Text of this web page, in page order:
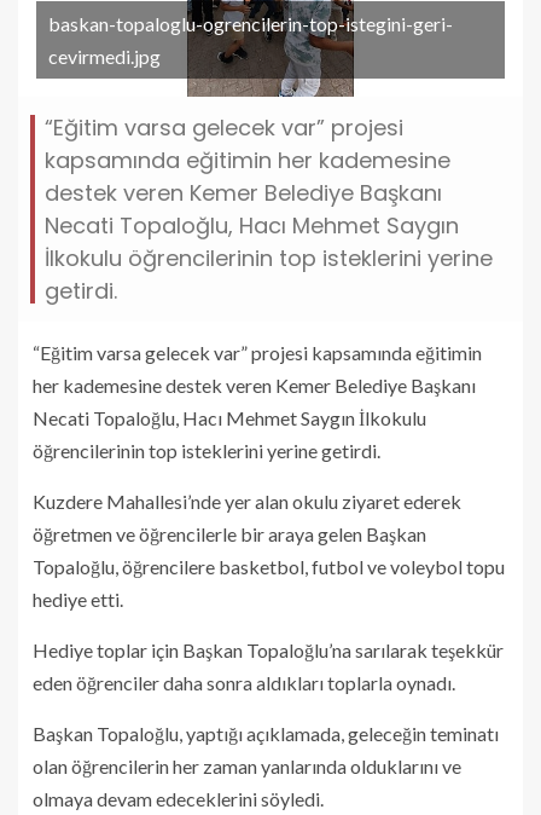
baskan-topaloglu-ogrencilerin-top-istegini-geri-
cevirmedi.jpg
“Eğitim varsa gelecek var” projesi
kapsamında eğitimin her kademesine
destek veren Kemer Belediye Başkanı
Necati Topaloğlu, Hacı Mehmet Saygın
İlkokulu öğrencilerinin top isteklerini yerine
getirdi.
“Eğitim varsa gelecek var” projesi kapsamında eğitimin
her kademesine destek veren Kemer Belediye Başkanı
Necati Topaloğlu, Hacı Mehmet Saygın İlkokulu
öğrencilerinin top isteklerini yerine getirdi.
Kuzdere Mahallesi’nde yer alan okulu ziyaret ederek
öğretmen ve öğrencilerle bir araya gelen Başkan
Topaloğlu, öğrencilere basketbol, futbol ve voleybol topu
hediye etti.
Hediye toplar için Başkan Topaloğlu’na sarılarak teşekkür
eden öğrenciler daha sonra aldıkları toplarla oynadı.
Başkan Topaloğlu, yaptığı açıklamada, geleceğin teminatı
olan öğrencilerin her zaman yanlarında olduklarını ve
olmaya devam edeceklerini söyledi.